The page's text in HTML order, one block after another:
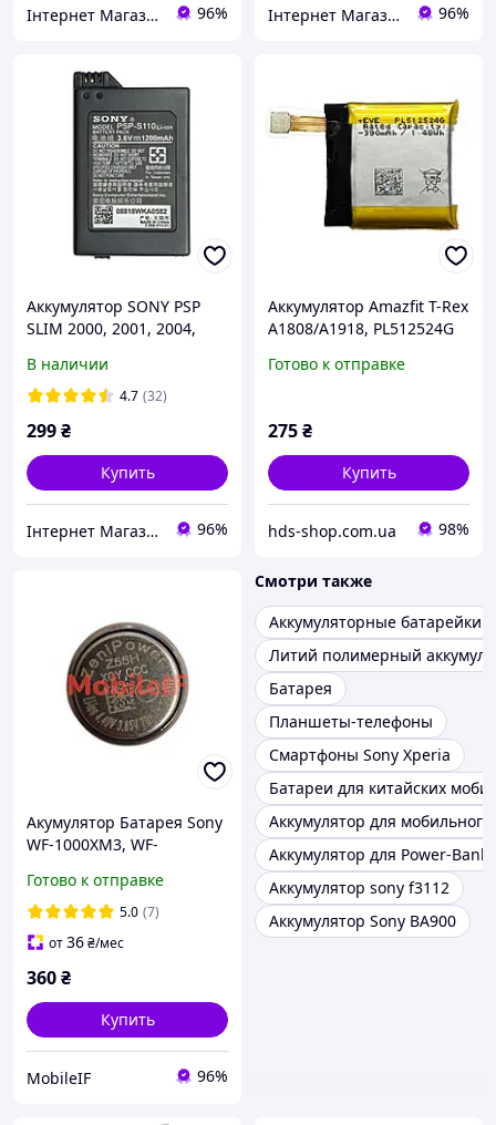
Інтернет Магазин "max-it.com.ua" 96% Інтернет Магазин "max-it.com.ua" 96%
Аккумулятор SONY PSP
SLIM 2000, 2001, 2004,
3004, 3006, 3008, -S110
В наличии
4.7 (32)
299₴
Купить
Інтернет Магазин "max-it.com.ua" 96%
Аккумулятор Amazfit T-Rex
A1808/A1918, PL512524G
Готово к отправке
275₴
Купить
hds-shop.com.ua 98%
Акумулятор Батарея Sony
WF-1000XM3, WF-
0.27Wh 1шт Original
Готово к отправке
5.0 (7)
от36₴/мес
360₴
Купить
MobileIF 96%
Смотри также
Аккумуляторные батарейки
Литий полимерный
Батарея
Планшеты-телефоны
Смартфоны Sony Xperia
Батареи для китайских
Аккумулятор для
Аккумулятор для Power-Bank
Аккумулятор sony f3112
Аккумулятор Sony BA900